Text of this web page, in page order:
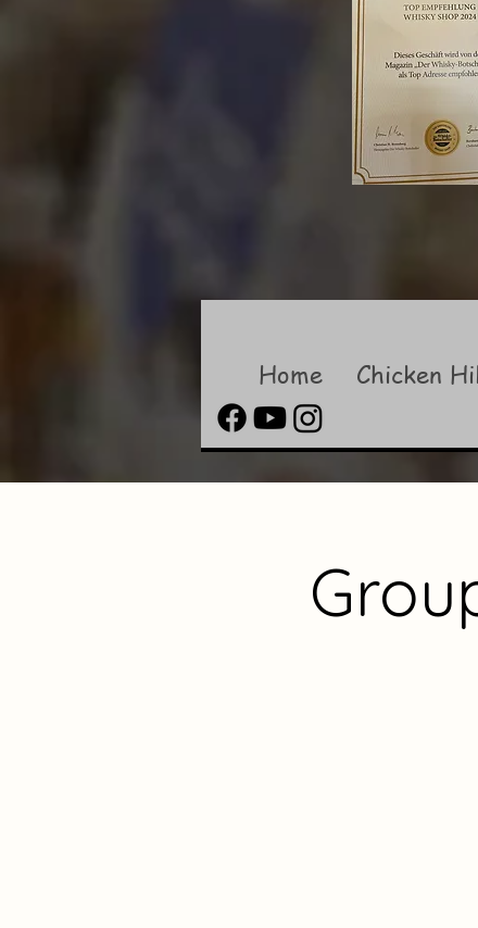
Home Chicken